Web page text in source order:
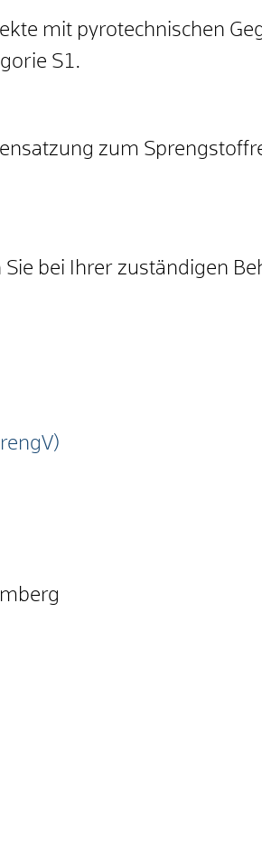
mit pyrotechnischen
S1.
zum
bei Ihrer zuständigen